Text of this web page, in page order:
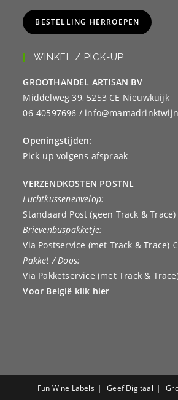
BESTELLING HERROEPEN
WINKEL / PICK-UP
GROOTHANDEL ARTISAN BV
Middelweg 39, 5253 CE Nieuwkuijk
06-40597696 /
Openingstijden:
Pick-up volgens afspraak
VERZENDKOSTEN POSTNL
Luchtkussenenvelop:
Standaard Post (geen Track & Trace)
Brievenbuspakketje:
Via Postservice (met Track & Trace)
Pakket / Doos:
Via Pakketservice (met Track &
Voor België klik hier
Fun Wine Labels Geef Digitaal